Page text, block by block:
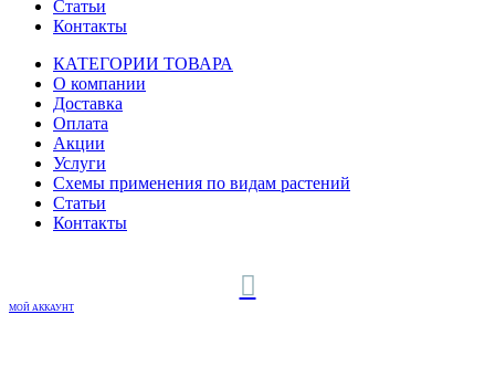
Статьи
Контакты
КАТЕГОРИИ ТОВАРА
О компании
Доставка
Оплата
Акции
Услуги
Схемы применения по видам растений
Статьи
Контакты
МОЙ АККАУНТ